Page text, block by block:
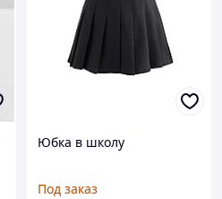
Юбка в школу
Под заказ